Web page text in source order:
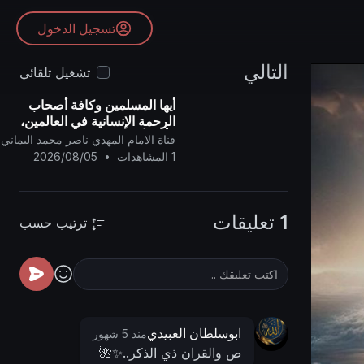
تسجيل الدخول
التالي
تشغيل تلقائي
أيها المسلمين وكافة أصحاب
الرحمة الإنسانية في العالمين،
فأنتم أولياء لنا، وإن الشيطان
(دونالد ترامب) عدو للمسلمين..
قناة الامام المهدي ناصر محمد اليماني
1 المشاهدات
•
2026/08/05
1 تعليقات ترتيب حسب
ابوسلطان العبيديمنذ 5 شهور
ص والقران ذي الذكر..✨🌺